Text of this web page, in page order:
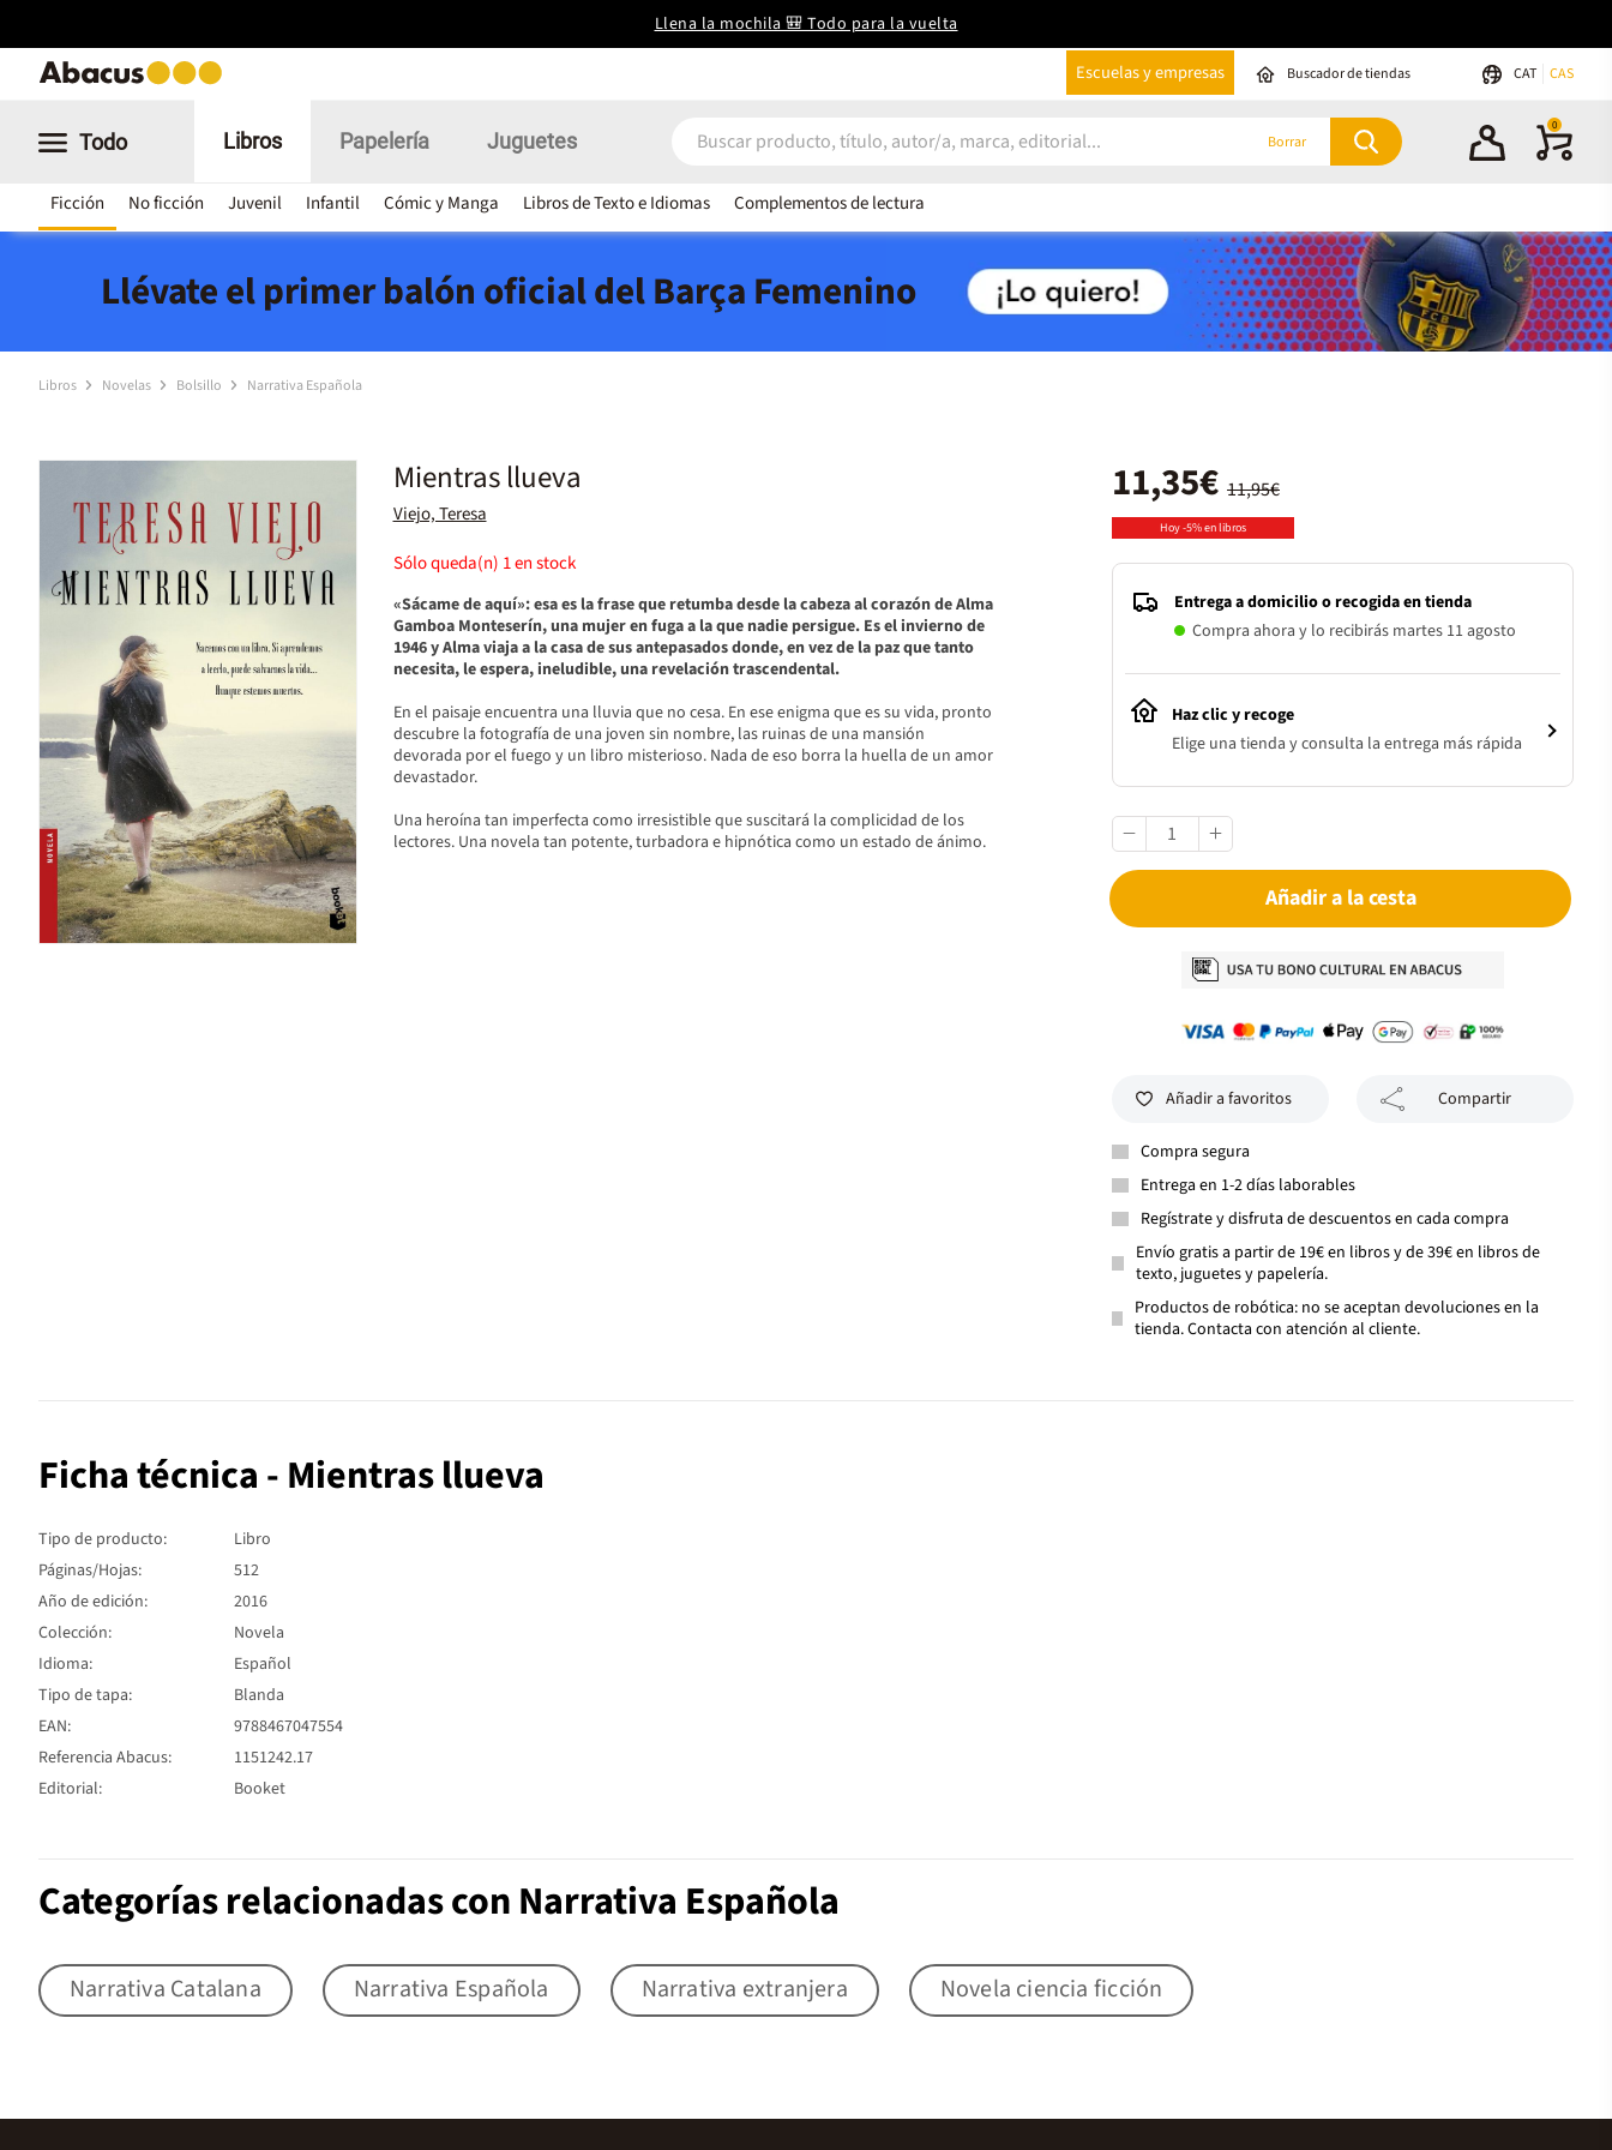
Llena la mochila 🎒 Todo para la vuelta
Escuelas y empresas Buscador de tiendas CAT CAS
Todo Libros
Ficción No ficción Juvenil Infantil Cómic y Manga Libros de Texto e Idiomas Complementos de lectura
Papelería Juguetes Borrar
0
Llévate el primer balón oficial del Barça Femenino
Libros Novelas Bolsillo Narrativa Española
Mientras llueva
Viejo, Teresa
Sólo queda(n) 1en stock
«Sácame de aquí»: esa es la frase que retumba desde la cabeza al corazón de Alma
Gamboa Monteserín, una mujer en fuga a la que nadie persigue. Es el invierno de
1946 y Alma viaja a la casa de sus antepasados donde, en vez de la paz que tanto
necesita, le espera, ineludible, una revelación trascendental.
En el paisaje encuentra una lluvia que no cesa. En ese enigma que es su vida, pronto
descubre la fotografía de una joven sin nombre, las ruinas de una mansión
devorada por el fuego y un libro misterioso. Nada de eso borra la huella de un amor
devastador.
Una heroína tan imperfecta como irresistible que suscitará la complicidad de los
lectores. Una novela tan potente, turbadora e hipnótica como un estado de ánimo.
11,95€
11,35€
Hoy -5% en libros
Entrega a domicilio o recogida en tienda
Compra ahora y lo recibirás martes 11 agosto
Haz clic y recoge
Elige una tienda y consulta la entrega más rápida
Añadir a la cesta
Añadir a favoritos Compartir
Compra segura
Entrega en 1-2 días laborables
Regístrate y disfruta de descuentos en cada compra
Envío gratis a partir de 19€ en libros y de 39€ en libros de
texto, juguetes y papelería.
Productos de robótica: no se aceptan devoluciones en la
tienda. Contacta con atención al cliente.
Ficha técnica - Mientras llueva
Tipo de producto:
Libro
Páginas/Hojas:
512
Año de edición:
2016
Colección:
Novela
Idioma:
Español
Tipo de tapa:
Blanda
EAN:
9788467047554
Referencia Abacus:
1151242.17
Editorial:
Booket
Categorías relacionadas con Narrativa Española
Narrativa Catalana Narrativa Española Narrativa extranjera Novela ciencia ficción